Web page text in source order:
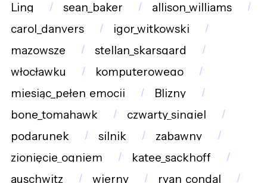
Ling
sean_baker
allison_williams
carol_danvers
igor_witkowski
mazowsze
stellan_skarsgard
włocławku
komputerowego
miesiąc_pełen_emocji
Blizny
bone_tomahawk
czwarty_singiel
podarunek
silnik
zabawny
zionięcie_ogniem
katee_sackhoff
auschwitz
wierny
ryan_condal